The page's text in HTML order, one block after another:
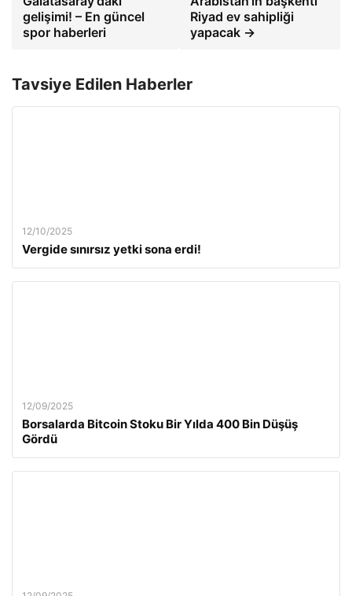
gelişimi! – En güncel
spor haberleri
Riyad ev sahipliği
yapacak →
Tavsiye Edilen Haberler
12/10/2025
Vergide sınırsız yetki sona erdi!
12/09/2025
Borsalarda Bitcoin Stoku Bir Yılda 400 Bin Düşüş
Gördü